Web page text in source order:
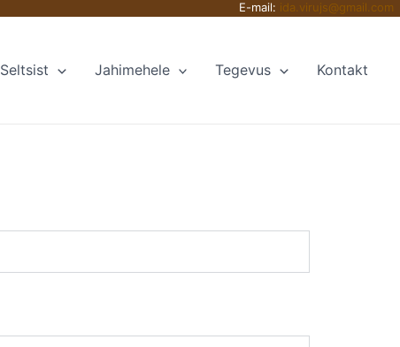
E-mail: ida.virujs@gmail.com
Seltsist Jahimehele Tegevus Kontakt